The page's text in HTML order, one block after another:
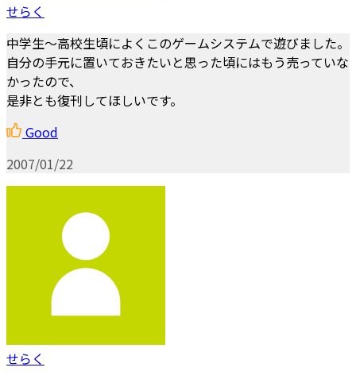
せらく
中学生～高校生頃によくこのゲームシステムで遊びました。
自分の手元に置いておきたいと思った頃にはもう売っていな
かったので、
是非とも復刊してほしいです。
Good
2007/01/22
せらく